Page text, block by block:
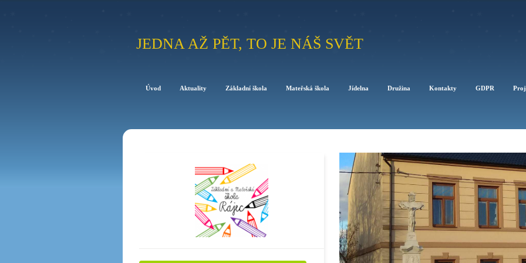
JEDNA AŽ PĚT, TO JE NÁŠ SVĚT
Úvod Aktuality Základní škola Mateřská škola Jídelna Družina Kontakty GDPR